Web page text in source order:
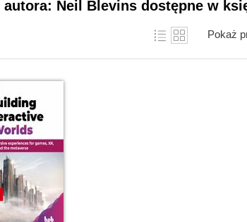
autora: Neil Blevins dostępne w
Pokaż